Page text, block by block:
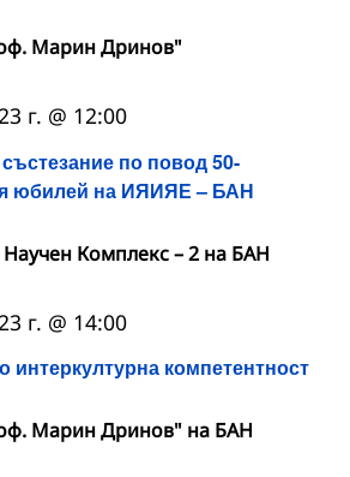
Марин Дринов"
по повод 50-
юбилей на ИЯИЯЕ – БАН
г. @ 12:00
Комплекс – 2 на БАН
интеркултурна компетентност
г. @ 14:00
Марин Дринов" на БАН